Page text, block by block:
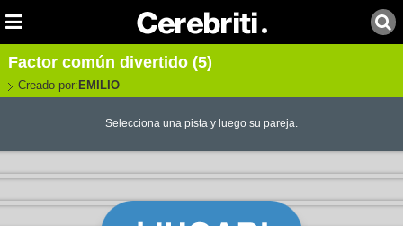
Factor común divertido (5)
Creado por: EMILIO
Selecciona una pista y luego su pareja.